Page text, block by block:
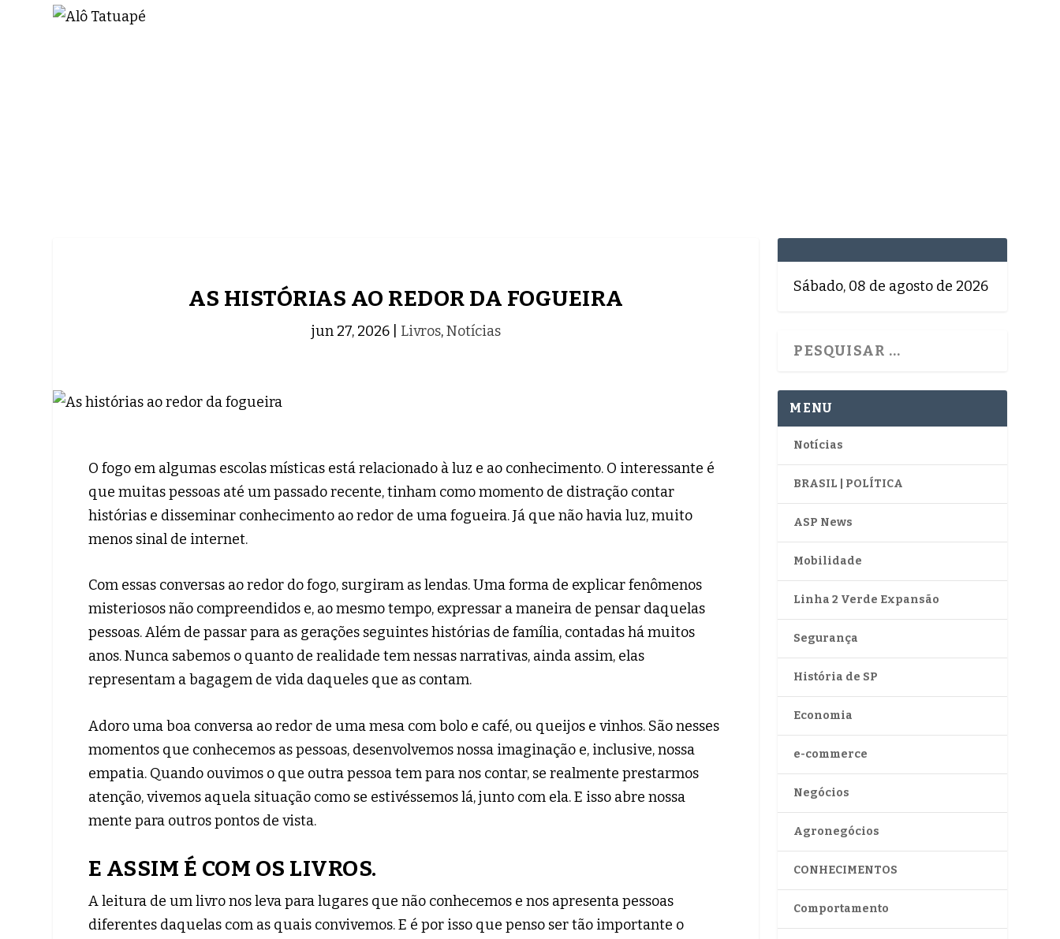
AS HISTÓRIAS AO REDOR DA FOGUEIRA
jun 27, 2026| Livros,Notícias
O fogo em algumas escolas místicas está relacionado à luz e ao conhecimento. O interessante é
que muitas pessoas até um passado recente, tinham como momento de distração contar
histórias e disseminar conhecimento ao redor de uma fogueira. Já que não havia luz, muito
menos sinal de internet.
Com essas conversas ao redor do fogo, surgiram as lendas. Uma forma de explicar fenômenos
misteriosos não compreendidos e, ao mesmo tempo, expressar a maneira de pensar daquelas
pessoas. Além de passar para as gerações seguintes histórias de família, contadas há muitos
anos. Nunca sabemos o quanto de realidade tem nessas narrativas, ainda assim, elas
representam a bagagem de vida daqueles que as contam.
Adoro uma boa conversa ao redor de uma mesa com bolo e café, ou queijos e vinhos. São nesses
momentos que conhecemos as pessoas, desenvolvemos nossa imaginação e, inclusive, nossa
empatia. Quando ouvimos o que outra pessoa tem para nos contar, se realmente prestarmos
atenção, vivemos aquela situação como se estivéssemos lá, junto com ela. E isso abre nossa
mente para outros pontos de vista.
E ASSIM É COM OS LIVROS.
A leitura de um livro nos leva para lugares que não conhecemos e nos apresenta pessoas
diferentes daquelas com as quais convivemos. E é por isso que penso ser tão importante o
Sábado, 08 de agosto de 2026
MENU
Notícias
BRASIL | POLÍTICA
ASP News
Mobilidade
Linha 2 Verde Expansão
Segurança
História de SP
Economia
e-commerce
Negócios
Agronegócios
CONHECIMENTOS
Comportamento